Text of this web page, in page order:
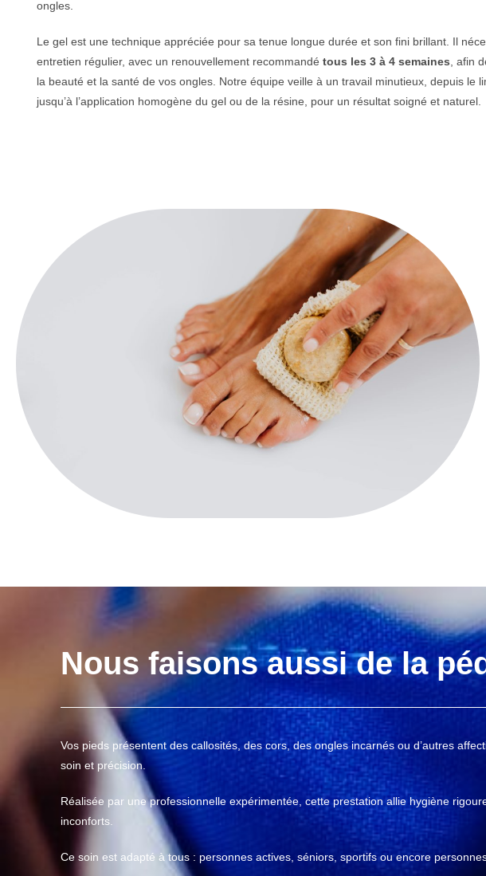
ongles.
Le gel est une technique appréciée pour sa tenue longue durée et son fini brillant. Il
entretien régulier, avec un renouvellement recommandé tous les 3 à 4 semaines , afin
la beauté et la santé de vos ongles. Notre équipe veille à un travail minutieux, depuis le
jusqu’à l’application homogène du gel ou de la résine, pour un résultat soigné et naturel.
Nous faisons aussi de la
Vos pieds présentent des callosités, des cors, des ongles incarnés ou d’autres
soin et précision.
Réalisée par une professionnelle expérimentée, cette prestation allie hygiène
inconforts.
Ce soin est adapté à tous : personnes actives, séniors, sportifs ou encore